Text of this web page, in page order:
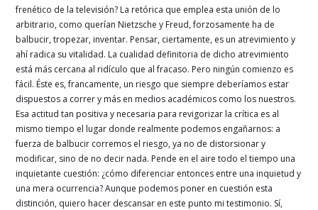
frenético de la televisión? La retórica que emplea esta unión de lo
arbitrario, como querían Nietzsche y Freud, forzosamente ha de
balbucir, tropezar, inventar. Pensar, ciertamente, es un atrevimiento y
ahí radica su vitalidad. La cualidad definitoria de dicho atrevimiento
está más cercana al ridículo que al fracaso. Pero ningún comienzo es
fácil. Éste es, francamente, un riesgo que siempre deberíamos estar
dispuestos a correr y más en medios académicos como los nuestros.
Esa actitud tan positiva y necesaria para revigorizar la crítica es al
mismo tiempo el lugar donde realmente podemos engañarnos: a
fuerza de balbucir corremos el riesgo, ya no de distorsionar y
modificar, sino de no decir nada. Pende en el aire todo el tiempo una
inquietante cuestión: ¿cómo diferenciar entonces entre una inquietud y
una mera ocurrencia? Aunque podemos poner en cuestión esta
distinción, quiero hacer descansar en este punto mi testimonio. Sí,